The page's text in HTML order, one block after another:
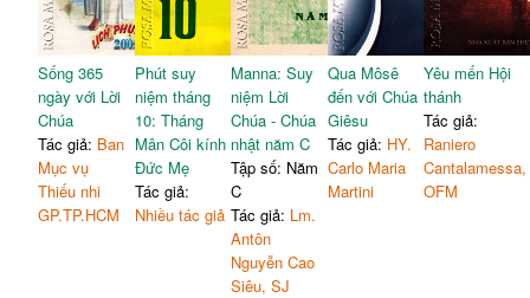
Sống 365
ngày với Lời
Chúa
Tác giả: Ban
Mục vụ
Thiếu nhi
GP.TP.HCM
Phút suy
niệm tháng
10: Tháng
Mân Côi kính
Đức Mẹ
Tác giả:
Nhiều tác giả
Manna: Suy
niệm Lời
Chúa - Chúa
nhật năm C
Tập số: Năm
C
Tác giả: Lm.
Antôn
Nguyễn Cao
Siêu, SJ
Qua Môsê
đến với Chúa
Giêsu
Tác giả: HY.
Carlo Maria
Martini
Yêu mến Hội
thánh
Tác giả:
Raniero
Cantalamessa,
OFM